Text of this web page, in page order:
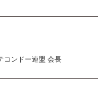
コンドー連盟 会長